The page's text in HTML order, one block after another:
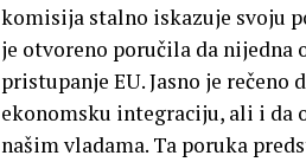
komisija stalno iskazuje svoju
je otvoreno poručila da
pristupanje EU. Jasno je
ekonomsku integraciju, ali i da
našim vladama. Ta poruka